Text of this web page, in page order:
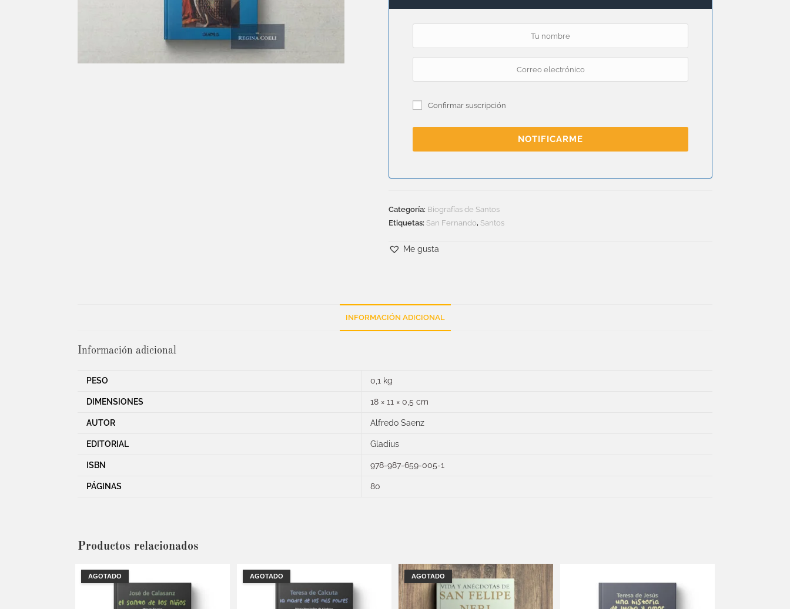
Confirmar suscripción
NOTIFICARME
Categoría: Biografías de Santos
Etiquetas:San Fernando,Santos
Me gusta
INFORMACIÓN ADICIONAL
Información adicional
PESO 0,1 kg
DIMENSIONES 18 × 11 × 0,5 cm
AUTOR Alfredo Saenz
EDITORIAL Gladius
ISBN 978-987-659-005-1
PÁGINAS 80
Productos relacionados
AGOTADO AGOTADO AGOTADO